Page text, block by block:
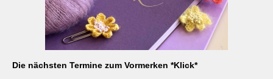
Die nächsten Termine zum Vormerken *Klick*